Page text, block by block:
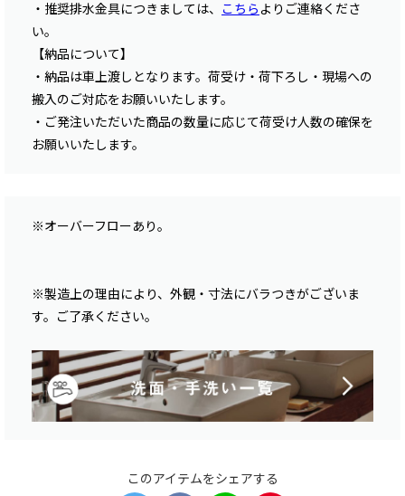
・推奨排水金具につきましては、 こちら よりご連絡くださ
い。
【納品について】
・納品は車上渡しとなります。荷受け・荷下ろし・現場への
搬入のご対応をお願いいたします。
・ご発注いただいた商品の数量に応じて荷受け人数の確保を
お願いいたします。
※オーバーフローあり。
※製造上の理由により、外観・寸法にバラつきがございま
す。ご了承ください。
このアイテムをシェアする